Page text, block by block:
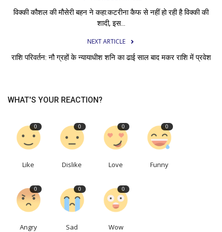
विक्की कौशल की मौसेरी बहन ने कहा:कटरीना कैफ से नहीं हो रही है विक्की की
शादी, इस...
NEXT ARTICLE
राशि परिवर्तन: नौ ग्रहों के न्यायाधीश शनि का ढाई साल बाद मकर राशि में प्रवेश
WHAT'S YOUR REACTION?
0
Like
0
Dislike
0
Love
0
Funny
0
Angry
0
Sad
0
Wow